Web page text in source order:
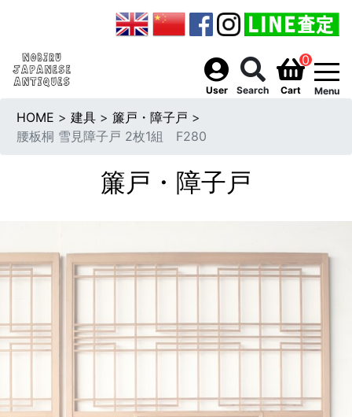
User Search
0
Cart Menu
HOME > 建具 > 簾戸・障子戸 >
腰板桐 雪見障子戸 2枚1組 F280
簾戸・障子戸